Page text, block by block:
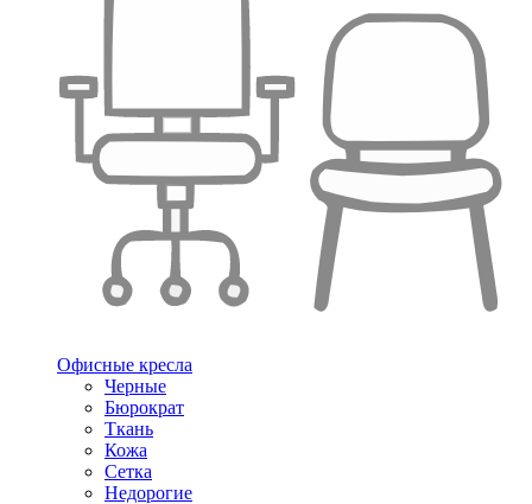
Офисные кресла
Черные
Бюрократ
Ткань
Кожа
Сетка
Недорогие